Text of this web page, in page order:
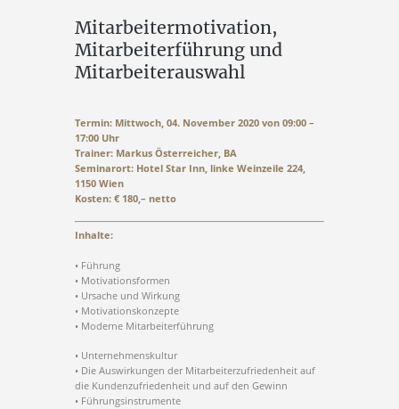
Mitarbeitermotivation,
Mitarbeiterführung und
Mitarbeiterauswahl
Termin: Mittwoch, 04. November 2020 von 09:00 –
17:00 Uhr
Trainer: Markus Österreicher, BA
Seminarort: Hotel Star Inn, linke Weinzeile 224,
1150 Wien
Kosten: € 180,– netto
Inhalte:
• Führung
• Motivationsformen
• Ursache und Wirkung
• Motivationskonzepte
• Moderne Mitarbeiterführung
• Unternehmenskultur
• Die Auswirkungen der Mitarbeiterzufriedenheit auf
die Kundenzufriedenheit und auf den Gewinn
• Führungsinstrumente